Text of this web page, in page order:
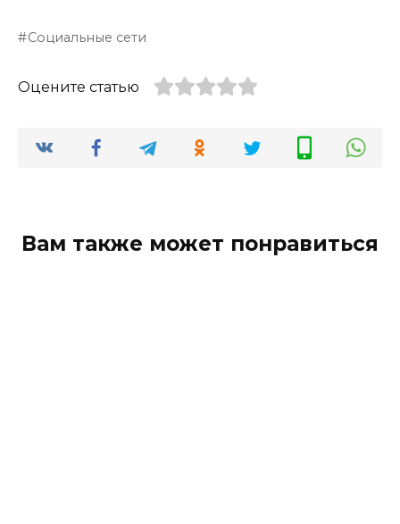
Социальные сети
Оцените статью
Вам также может понравиться